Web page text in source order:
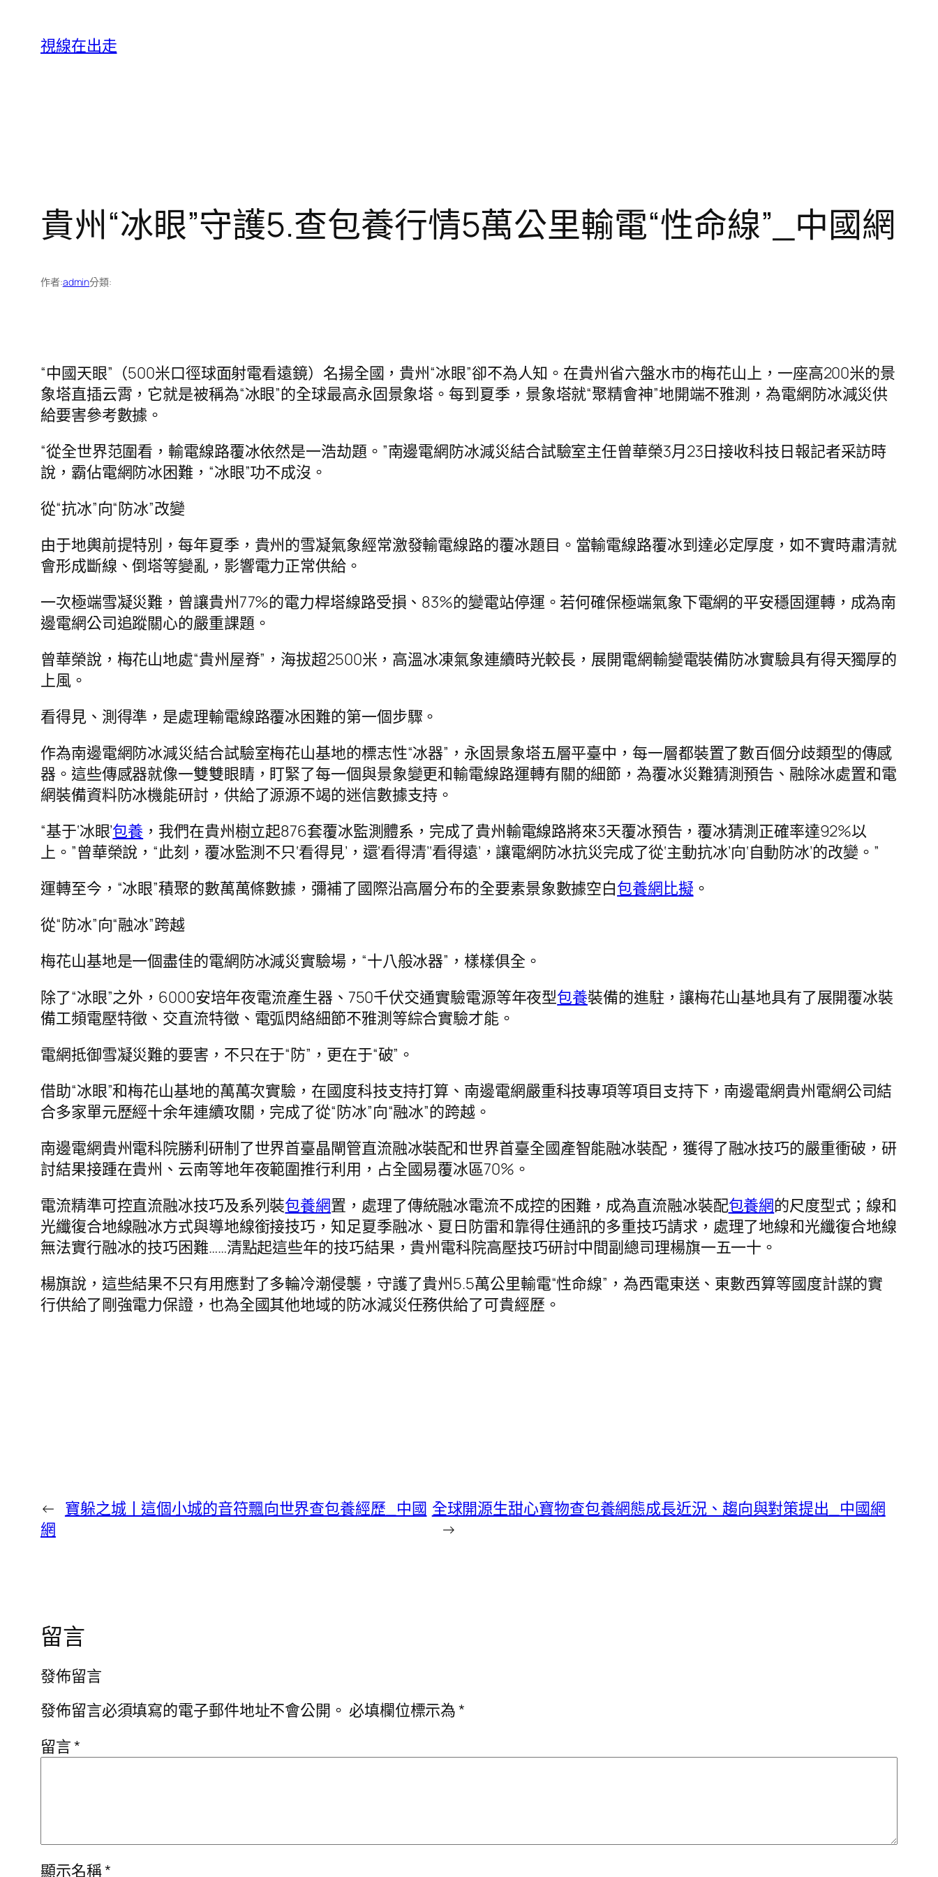
視線在出走
貴州“冰眼”守護5.查包養行情5萬公里輸電“性命線”_中國網
作者:admin分類:
“中國天眼”（500米口徑球面射電看遠鏡）名揚全國，貴州“冰眼”卻不為人知。在貴州省六盤水市的梅花山上，一座高200米的景
象塔直插云霄，它就是被稱為“冰眼”的全球最高永固景象塔。每到夏季，景象塔就“聚精會神”地開端不雅測，為電網防冰減災供
給要害參考數據。
“從全世界范圍看，輸電線路覆冰依然是一浩劫題。”南邊電網防冰減災結合試驗室主任曾華榮3月23日接收科技日報記者采訪時
說，霸佔電網防冰困難，“冰眼”功不成沒。
從“抗冰”向“防冰”改變
由于地輿前提特別，每年夏季，貴州的雪凝氣象經常激發輸電線路的覆冰題目。當輸電線路覆冰到達必定厚度，如不實時肅清就
會形成斷線、倒塔等變亂，影響電力正常供給。
一次極端雪凝災難，曾讓貴州77%的電力桿塔線路受損、83%的變電站停運。若何確保極端氣象下電網的平安穩固運轉，成為南
邊電網公司追蹤關心的嚴重課題。
曾華榮說，梅花山地處“貴州屋脊”，海拔超2500米，高溫冰凍氣象連續時光較長，展開電網輸變電裝備防冰實驗具有得天獨厚的
上風。
看得見、測得準，是處理輸電線路覆冰困難的第一個步驟。
作為南邊電網防冰減災結合試驗室梅花山基地的標志性“冰器”，永固景象塔五層平臺中，每一層都裝置了數百個分歧類型的傳感
器。這些傳感器就像一雙雙眼睛，盯緊了每一個與景象變更和輸電線路運轉有關的細節，為覆冰災難猜測預告、融除冰處置和電
網裝備資料防冰機能研討，供給了源源不竭的迷信數據支持。
“基于‘冰眼’包養 ，我們在貴州樹立起876套覆冰監測體系，完成了貴州輸電線路將來3天覆冰預告，覆冰猜測正確率達92%以
上。”曾華榮說，“此刻，覆冰監測不只‘看得見’，還‘看得清’‘看得遠’，讓電網防冰抗災完成了從‘主動抗冰’向‘自動防冰’的改變。”
運轉至今，“冰眼”積聚的數萬萬條數據，彌補了國際沿高層分布的全要素景象數據空白包養網比擬 。
從“防冰”向“融冰”跨越
梅花山基地是一個盡佳的電網防冰減災實驗場，“十八般冰器”，樣樣俱全。
除了“冰眼”之外，6000安培年夜電流產生器、750千伏交通實驗電源等年夜型包養裝備的進駐，讓梅花山基地具有了展開覆冰裝
備工頻電壓特徵、交直流特徵、電弧閃絡細節不雅測等綜合實驗才能。
電網抵御雪凝災難的要害，不只在于“防”，更在于“破”。
借助“冰眼”和梅花山基地的萬萬次實驗，在國度科技支持打算、南邊電網嚴重科技專項等項目支持下，南邊電網貴州電網公司結
合多家單元歷經十余年連續攻關，完成了從“防冰”向“融冰”的跨越。
南邊電網貴州電科院勝利研制了世界首臺晶閘管直流融冰裝配和世界首臺全國產智能融冰裝配，獲得了融冰技巧的嚴重衝破，研
討結果接踵在貴州、云南等地年夜範圍推行利用，占全國易覆冰區70%。
電流精準可控直流融冰技巧及系列裝包養網置，處理了傳統融冰電流不成控的困難，成為直流融冰裝配包養網的尺度型式；線和
光纖復合地線融冰方式與導地線銜接技巧，知足夏季融冰、夏日防雷和靠得住通訊的多重技巧請求，處理了地線和光纖復合地線
無法實行融冰的技巧困難……清點起這些年的技巧結果，貴州電科院高壓技巧研討中間副總司理楊旗一五一十。
楊旗說，這些結果不只有用應對了多輪冷潮侵襲，守護了貴州5.5萬公里輸電“性命線”，為西電東送、東數西算等國度計謀的實
行供給了剛強電力保證，也為全國其他地域的防冰減災任務供給了可貴經歷。
← 寶躲之城丨這個小城的音符飄向世界查包養經歷_中國
網
全球開源生甜心寶物查包養網態成長近況、趨向與對策提出_中國網
→
留言
發佈留言
發佈留言必須填寫的電子郵件地址不會公開。 必填欄位標示為*
留言*
顯示名稱*